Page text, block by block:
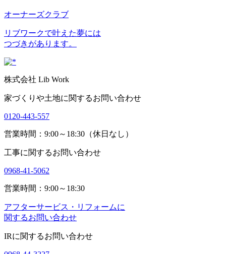
オーナーズクラブ
リブワークで叶えた夢には
つづきがあります。
株式会社 Lib Work
家づくりや土地に関するお問い合わせ
0120-443-557
営業時間：9:00～18:30（休日なし）
工事に関するお問い合わせ
0968-41-5062
営業時間：9:00～18:30
アフターサービス・リフォームに
関するお問い合わせ
IRに関するお問い合わせ